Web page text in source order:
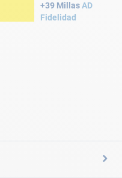
+39 MillasAD
Fidelidad